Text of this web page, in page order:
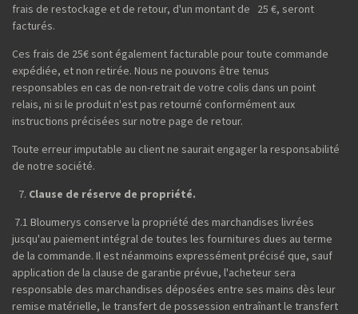
frais de restockage et de retour, d'un montant de 25 €, seront
facturés.
Ces frais de 25€ sont également facturable pour toute commande
expédiée, et non retirée. Nous ne pouvons être tenus
responsables en cas de non-retrait de votre colis dans un point
relais, ni si le produit n'est pas retourné conformément aux
instructions précisées sur notre page de retour.
Toute erreur imputable au client ne saurait engager la responsabilité
de notre société.
Clause de réserve de propriété.
7.1 Bloumerys conserve la propriété des marchandises livrées
jusqu'au paiement intégral de toutes les fournitures dues au terme
de la commande. Il est néanmoins expressément précisé que, sauf
application de la clause de garantie prévue, l'acheteur sera
responsable des marchandises déposées entre ses mains dès leur
remise matérielle, le transfert de possession entraînant le transfert